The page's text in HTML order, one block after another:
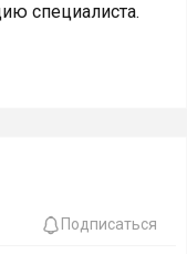
специалиста.
Подписаться